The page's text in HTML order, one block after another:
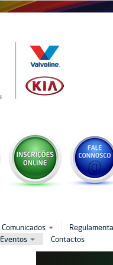
Comunicados
Eventos Contactos